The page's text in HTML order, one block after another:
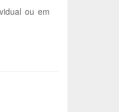
ou em